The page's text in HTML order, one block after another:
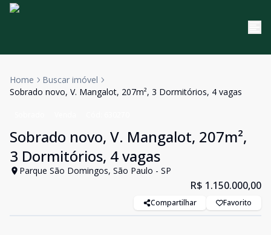
Home
Buscar imóvel
Sobrado novo, V. Mangalot, 207m², 3 Dormitórios, 4 vagas
Sobrado novo, V. Mangalot, 207m²,
3 Dormitórios, 4 vagas
Parque São Domingos, São Paulo - SP
R$ 1.150.000,00
Compartilhar Favorito